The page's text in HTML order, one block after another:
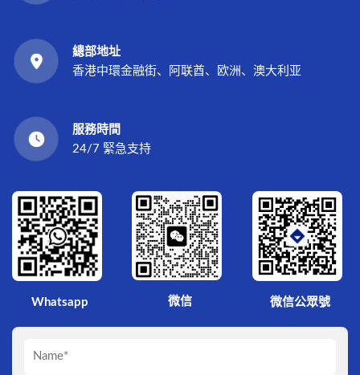
總部地址
香港中環金融街、阿联酋、欧洲、澳大利亚
服務時間
24/7 緊急支持
Whatsapp 微信 微信公眾號